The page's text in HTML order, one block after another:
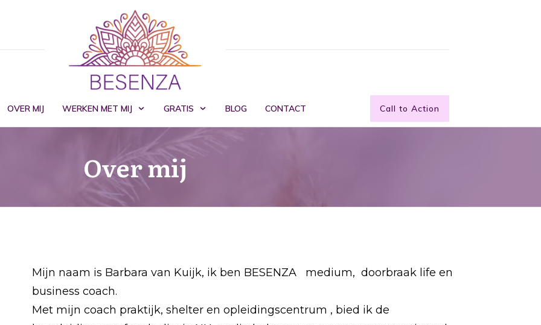
OVER MIJ WERKEN MET MIJ GRATIS BLOG CONTACT Call to Action
Over mij
Mijn naam is Barbara van Kuijk, ik ben BESENZA medium, doorbraak life en
business coach.
Met mijn coach praktijk, shelter en opleidingscentrum , bied ik de